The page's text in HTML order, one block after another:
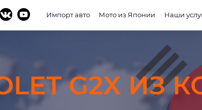
Импорт авто Мото из Японии Наши
G2X ИЗ